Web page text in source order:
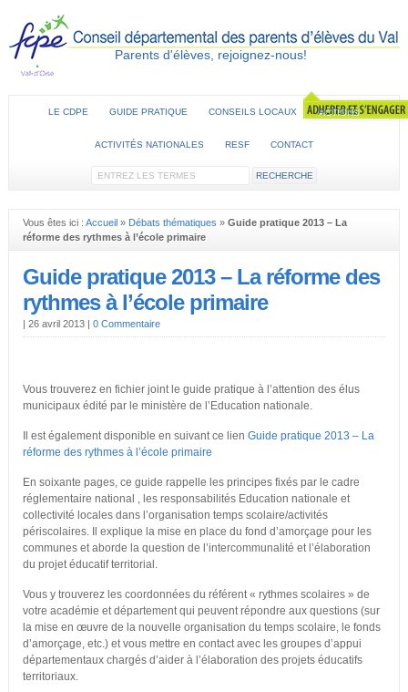
Parents d'élèves, rejoignez-nous!
LE CDPE GUIDE PRATIQUE CONSEILS LOCAUX ACTIONS
ACTIVITÉS NATIONALES RESF CONTACT
Vous êtes ici : Accueil» Débats thématiques » Guide pratique 2013 – La
réforme des rythmes à l’école primaire
Guide pratique 2013 – La réforme des
rythmes à l’école primaire
| 26 avril 2013 | 0 Commentaire
Vous trouverez en fichier joint le guide pratique à l’attention des élus
municipaux édité par le ministère de l’Education nationale.
Il est également disponible en suivant ce lien Guide pratique 2013 – La
réforme des rythmes à l’école primaire
En soixante pages, ce guide rappelle les principes fixés par le cadre
réglementaire national , les responsabilités Education nationale et
collectivité locales dans l’organisation temps scolaire/activités
périscolaires. Il explique la mise en place du fond d’amorçage pour les
communes et aborde la question de l’intercommunalité et l’élaboration
du projet éducatif territorial.
Vous y trouverez les coordonnées du référent « rythmes scolaires » de
votre académie et département qui peuvent répondre aux questions (sur
la mise en œuvre de la nouvelle organisation du temps scolaire, le fonds
d’amorçage, etc.) et vous mettre en contact avec les groupes d’appui
départementaux chargés d’aider à l’élaboration des projets éducatifs
territoriaux.